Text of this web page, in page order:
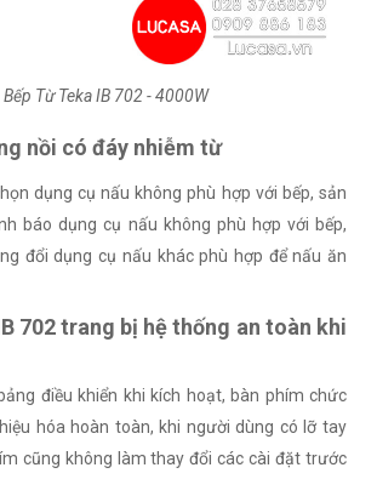
Bếp Từ Teka IB 702 - 4000W
nồi có đáy nhiễm từ
dụng cụ nấu không phù hợp với bếp, sản
báo dụng cụ nấu không phù hợp với bếp,
đổi dụng cụ nấu khác phù hợp để nấu ăn
702 trang bị hệ thống an toàn khi
điều khiển khi kích hoạt, bàn phím chức
hóa hoàn toàn, khi người dùng có lỡ tay
cũng không làm thay đổi các cài đặt trước